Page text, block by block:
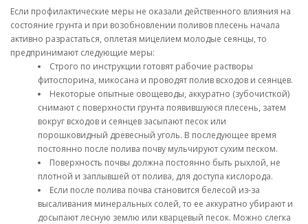
Если профилактические меры не оказали действенного влияния на
состояние грунта и при возобновлении поливов плесень начала
активно разрастаться, оплетая мицелием молодые сеянцы, то
предпринимают следующие меры:
Строго по инструкции готовят рабочие растворы
фитоспорина, микосана и проводят полив всходов и сеянцев.
Некоторые опытные овощеводы, аккуратно (зубочисткой)
снимают с поверхности грунта появившуюся плесень, затем
вокруг всходов и сеянцев засыпают песок или
порошковидный древесный уголь. В последующее время
постоянно после полива почву мульчируют сухим песком.
Поверхность почвы должна постоянно быть рыхлой, не
плотной и заплывшей от полива, для доступа кислорода.
Если после полива почва становится белесой из-за
высаливания минеральных солей, то ее аккуратно убирают и
досыпают лесную землю или кварцевый песок. Можно слегка